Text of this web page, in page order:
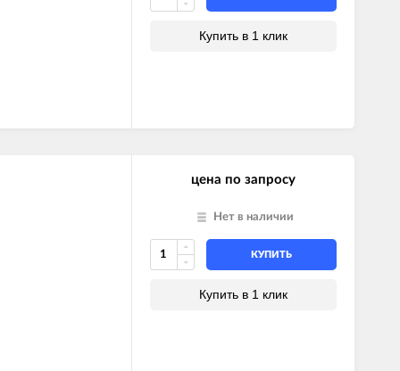
Купить в 1 клик
цена по запросу
Нет в наличии
КУПИТЬ
Купить в 1 клик